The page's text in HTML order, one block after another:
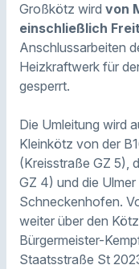
Großkötz wird von
einschließlich
Anschlussarbeiten
Heizkraftwerk für
gesperrt.
Die Umleitung wird
Kleinkötz von der
(Kreisstraße GZ 5),
GZ 4) und die
Schneckenhofen.
weiter über den
Bürgermeister-
Staatsstraße St